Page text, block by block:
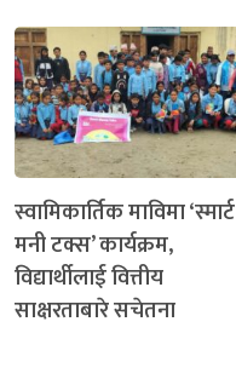
स्वामिकार्तिक माविमा ‘स्मार्ट
मनी टक्स’ कार्यक्रम,
विद्यार्थीलाई वित्तीय
साक्षरताबारे सचेतना